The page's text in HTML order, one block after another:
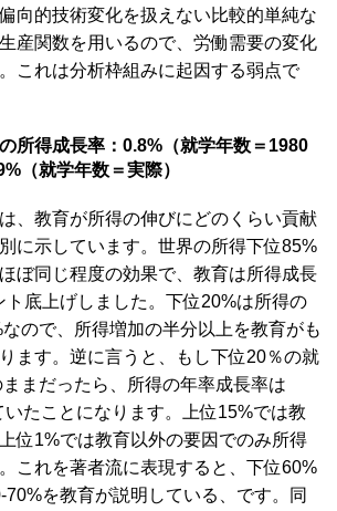
向的技術変化を扱えない比較的単純な
産関数を用いるので、労働需要の変化
これは分析枠組みに起因する弱点で
所得成長率：0.8%（就学年数＝1980
（就学年数＝実際）
、教育が所得の伸びにどのくらい貢献
に示しています。世界の所得下位85%
ぼ同じ程度の効果で、教育は所得成長
ト底上げしました。下位20%は所得の
ので、所得増加の半分以上を教育がも
ます。逆に言うと、もし下位20％の就
まだったら、所得の年率成長率は
たことになります。上位15%では教
位1%では教育以外の要因でのみ所得
これを著者流に表現すると、下位60%
70%を教育が説明している、です。同